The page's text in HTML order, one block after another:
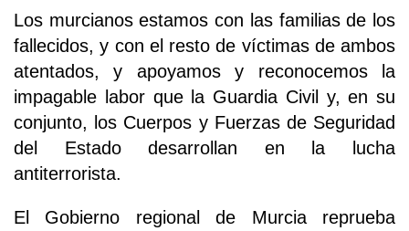
Los murcianos estamos con las familias de los
fallecidos, y con el resto de víctimas de ambos
atentados, y apoyamos y reconocemos la
impagable labor que la Guardia Civil y, en su
conjunto, los Cuerpos y Fuerzas de Seguridad
del Estado desarrollan en la lucha
antiterrorista.
El Gobierno regional de Murcia reprueba